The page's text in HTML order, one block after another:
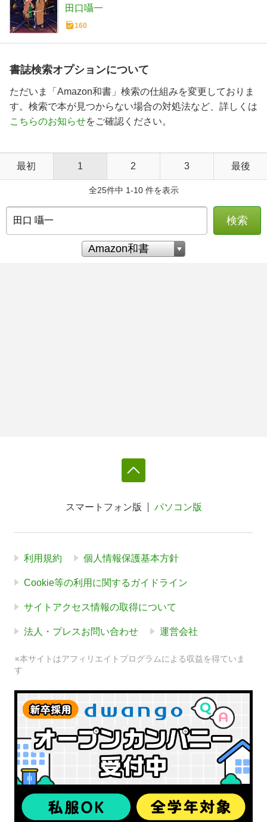
田口囁一
160
書誌検索オプションについて
ただいま「Amazon和書」検索の仕組みを変更しておりま
す。検索で本が見つからない場合の対処法など、詳しくは
こちらのお知らせをご確認ください。
最初 1 2 3 最後
全25件中 1-10 件を表示
検索
スマートフォン版 パソコン版
利用規約 個人情報保護基本方針
Cookie等の利用に関するガイドライン
サイトアクセス情報の取得について
法人・プレスお問い合わせ 運営会社
※本サイトはアフィリエイトプログラムによる収益を得ていま
す